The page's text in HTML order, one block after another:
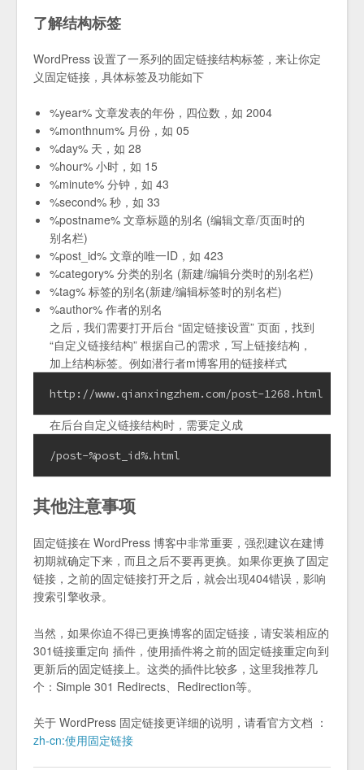
了解结构标签
WordPress 设置了一系列的固定链接结构标签，来让你定
义固定链接，具体标签及功能如下
%year% 文章发表的年份，四位数，如 2004
%monthnum% 月份，如 05
%day% 天，如 28
%hour% 小时，如 15
%minute% 分钟，如 43
%second% 秒，如 33
%postname% 文章标题的别名 (编辑文章/页面时的
别名栏)
%post_id% 文章的唯一ID，如 423
%category% 分类的别名 (新建/编辑分类时的别名栏)
%tag% 标签的别名(新建/编辑标签时的别名栏)
%author% 作者的别名
之后，我们需要打开后台 “固定链接设置” 页面，找到
“自定义链接结构” 根据自己的需求，写上链接结构，
加上结构标签。例如潜行者m博客用的链接样式
http://www.qianxingzhem.com/post-1268.html
在后台自定义链接结构时，需要定义成
/post-%post_id%.html
其他注意事项
固定链接在 WordPress 博客中非常重要，强烈建议在建博
初期就确定下来，而且之后不要再更换。如果你更换了固定
链接，之前的固定链接打开之后，就会出现404错误，影响
搜索引擎收录。
当然，如果你迫不得已更换博客的固定链接，请安装相应的
301链接重定向 插件，使用插件将之前的固定链接重定向到
更新后的固定链接上。这类的插件比较多，这里我推荐几
个：Simple 301 Redirects、Redirection等。
关于 WordPress 固定链接更详细的说明，请看官方文档 ：
zh-cn:使用固定链接